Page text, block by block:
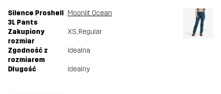
Silence Proshell
3L Pants
Moonlit Ocean
Zakupiony
rozmiar
XS, Regular
Zgodność z
rozmiarem
Idealna
Długość Idealny